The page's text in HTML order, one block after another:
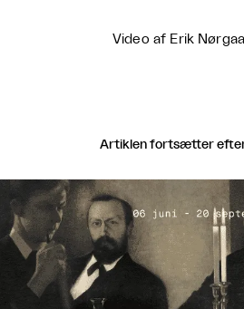
Video af Erik
Artiklen fortsætter efter